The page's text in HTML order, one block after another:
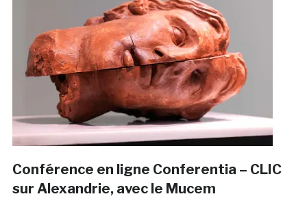
Conférence en ligne Conferentia – CLIC
sur Alexandrie, avec le Mucem